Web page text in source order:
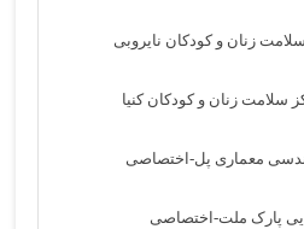
زنان و کودکان نایروبی
سلامت زنان و کودکان کنیا
معماری پل-اختصاصی
پارک ملت-اختصاصی